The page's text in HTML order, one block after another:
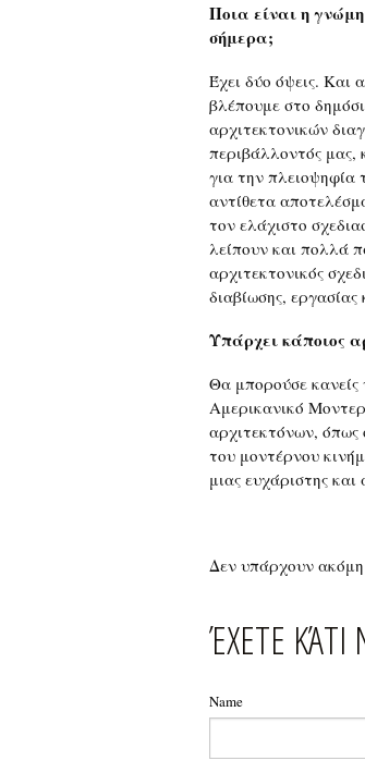
Ποια είναι η
σήμερα;
Έχει δύο όψεις. Και
βλέπουμε στο
αρχιτεκτονικών
περιβάλλοντός μας,
για την πλειοψηφία
αντίθετα
τον ελάχιστο
λείπουν και πολλά
αρχιτεκτονικός
διαβίωσης,
Υπάρχει κάποιος
Θα μπορούσε κανείς
Αμερικανικό
αρχιτεκτόνων, όπως
του μοντέρνου
μιας ευχάριστης και
Δεν υπάρχουν
ΈΧΕΤΕ ΚΆΤΙ
Name